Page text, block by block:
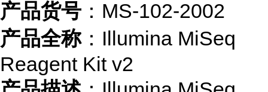
产品货号 ：MS-102-2002
产品全称：Illumina MiSeq
Reagent Kit v2